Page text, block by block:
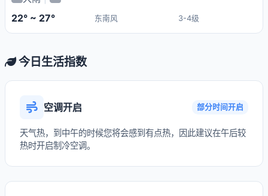
22° ~ 27° 东南风 3-4级
今日生活指数
空调开启 部分时间开启
天气热，到中午的时候您将会感到有点热，因此建议在午后较
热时开启制冷空调。